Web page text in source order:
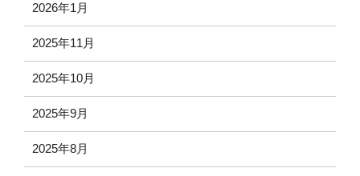
2026年1月
2025年11月
2025年10月
2025年9月
2025年8月